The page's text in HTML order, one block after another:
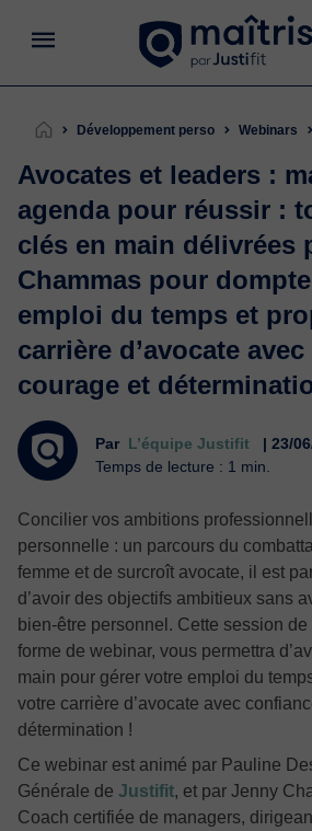
Développement perso Webinars
Avocates et leaders :
agenda pour réussir :
clés en main délivrées
Chammas pour
emploi du temps et
carrière d’avocate
courage et
Par L’équipe Justifit
| 23/
Temps de lecture : 1 min.
Concilier vos ambitions
personnelle : un parcours du
femme et de surcroît avocate, il est
d’avoir des objectifs ambitieux sans
bien-être personnel. Cette session
forme de webinar, vous permettra
main pour gérer votre emploi du
votre carrière d’avocate avec
détermination !
Ce webinar est animé par Pauline
Générale de Justifit, et par Jenny
Coach certifiée de managers,